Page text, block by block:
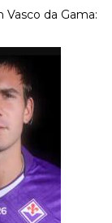
da Gama: